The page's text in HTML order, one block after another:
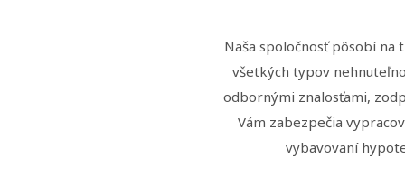
Naša spoločnosť pôsobí
všetkých typov
odbornými znalosťami,
Vám zabezpečia
vybavovaní